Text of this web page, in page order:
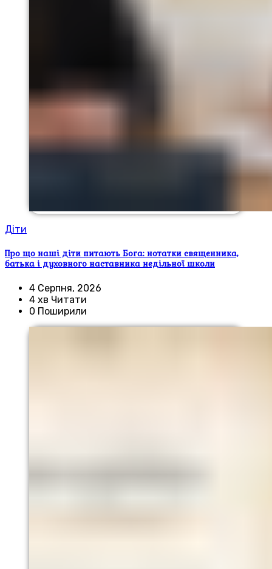
Діти
Про що наші діти питають Бога: нотатки священника,
батька і духовного наставника недільної школи
4 Серпня, 2026
4 хв Читати
0 Поширили